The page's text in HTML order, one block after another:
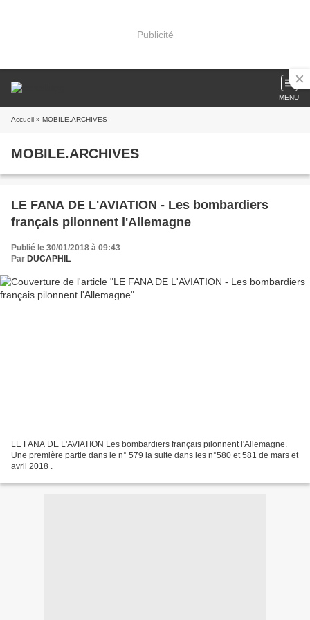
Publicité
MENU
Accueil » MOBILE.ARCHIVES
MOBILE.ARCHIVES
LE FANA DE L'AVIATION - Les bombardiers
français pilonnent l'Allemagne
Publié le 30/01/2018 à 09:43
Par DUCAPHIL
LE FANA DE L'AVIATION Les bombardiers français pilonnent l'Allemagne.
Une première partie dans le n° 579 la suite dans les n°580 et 581 de mars et
avril 2018 .